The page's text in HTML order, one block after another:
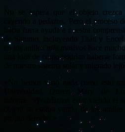
No se espera que el objeto
cayendo a pedazos. Pero el
hacia fuera ayuda a nuestra
de Saturno, incluyendo Titán y
en los anillos más masivos hace
una idea de cómo podrían haberse
de nuestro sistema solar y migrado
«No hemos visto nada como esto
Universidad Queen Mary de
informe. «Podríamos estar viendo el
objeto se estaba yendo de los